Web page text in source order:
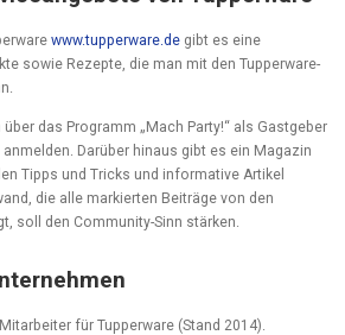
www.tupperware.de gibt es eine
sowie Rezepte, die man mit den Tupperware-
das Programm „Mach Party!“ als Gastgeber
anmelden. Darüber hinaus gibt es ein Magazin
Tipps und Tricks und informative Artikel
die alle markierten Beiträge von den
soll den Community-Sinn stärken.
für Tupperware (Stand 2014).